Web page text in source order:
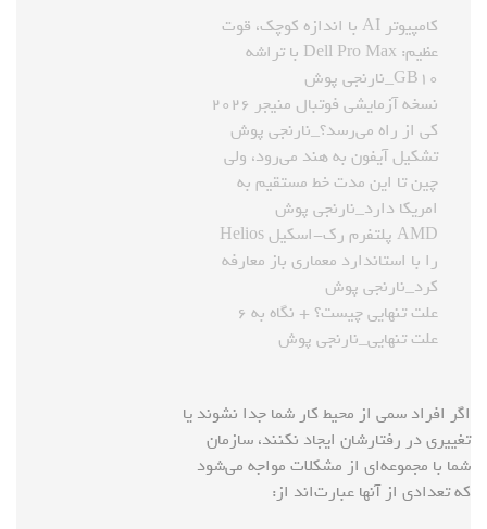
کامپیوتر AI با اندازه کوچک، قوت
عظیم: Dell Pro Max با تراشه
GB۱۰_نارنجی پوش
نسخه آزمایشی فوتبال منیجر ۲۰۲۶
کی از راه می‌رسد؟_نارنجی پوش
تشکیل آیفون به هند می‌رود، ولی
چین تا این مدت خط مستقیم به
امریکا دارد_نارنجی پوش
AMD پلتفرم رک-اسکیل Helios
را با استاندارد معماری باز معارفه
کرد_نارنجی پوش
علت تنهایی چیست؟ + نگاه به ۶
علت تنهایی_نارنجی پوش
اگر افراد سمی از محیط کار شما جدا نشوند یا
تغییری در رفتارشان ایجاد نکنند، سازمان
شما با مجموعه‌ای از مشکلات مواجه می‌شود
که تعدادی از آنها عبارت‌اند از: